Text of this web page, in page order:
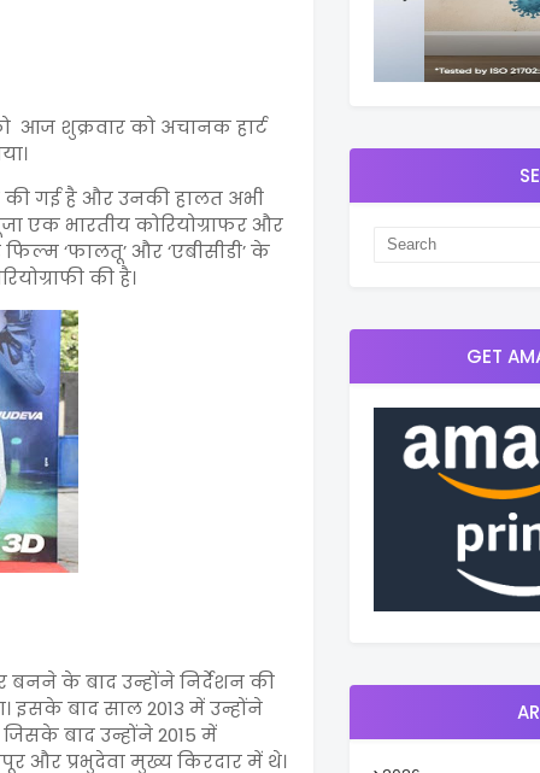
आज शुक्रवार को अचानक हार्ट
की गई है और उनकी हालत अभी
एक भारतीय कोरियोग्राफर और
‘फालतू’ और ‘एबीसीडी’ के
की है।
बनने के बाद उन्होंने निर्देशन की
इसके बाद साल 2013 में उन्होंने
बाद उन्होंने 2015 में
और प्रभुदेवा मुख्य किरदार में थे।
GET